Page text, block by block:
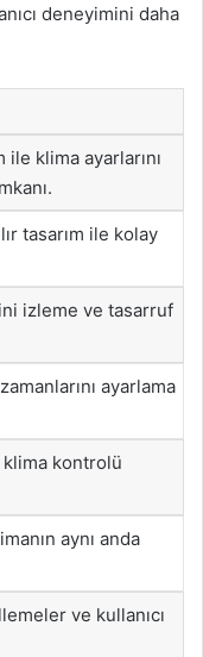
deneyimini daha
klima ayarlarını
tasarım ile kolay
izleme ve tasarruf
ayarlama
klima kontrolü
aynı anda
ve kullanıcı